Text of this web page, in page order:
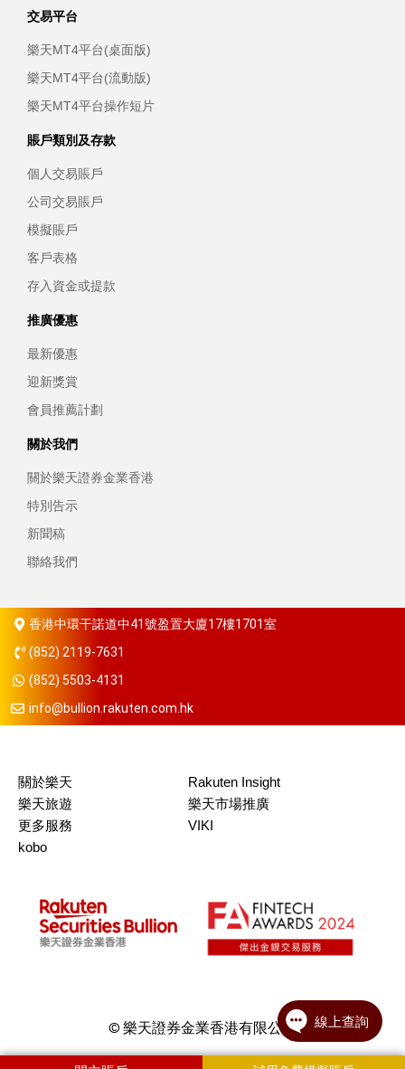
交易平台
樂天MT4平台(桌面版)
樂天MT4平台(流動版)
樂天MT4平台操作短片
賬戶類別及存款
個人交易賬戶
公司交易賬戶
模擬賬戶
客戶表格
存入資金或提款
推廣優惠
最新優惠
迎新獎賞
會員推薦計劃
關於我們
關於樂天證券金業香港
特別告示
新聞稿
聯絡我們
香港中環干諾道中41號盈置大廈17樓1701室
(852) 2119-7631
(852) 5503-4131
info@bullion.rakuten.com.hk
關於樂天
Rakuten Insight
樂天旅遊
樂天市場推廣
更多服務
VIKI
kobo
© 樂天證券金業香港有限公司